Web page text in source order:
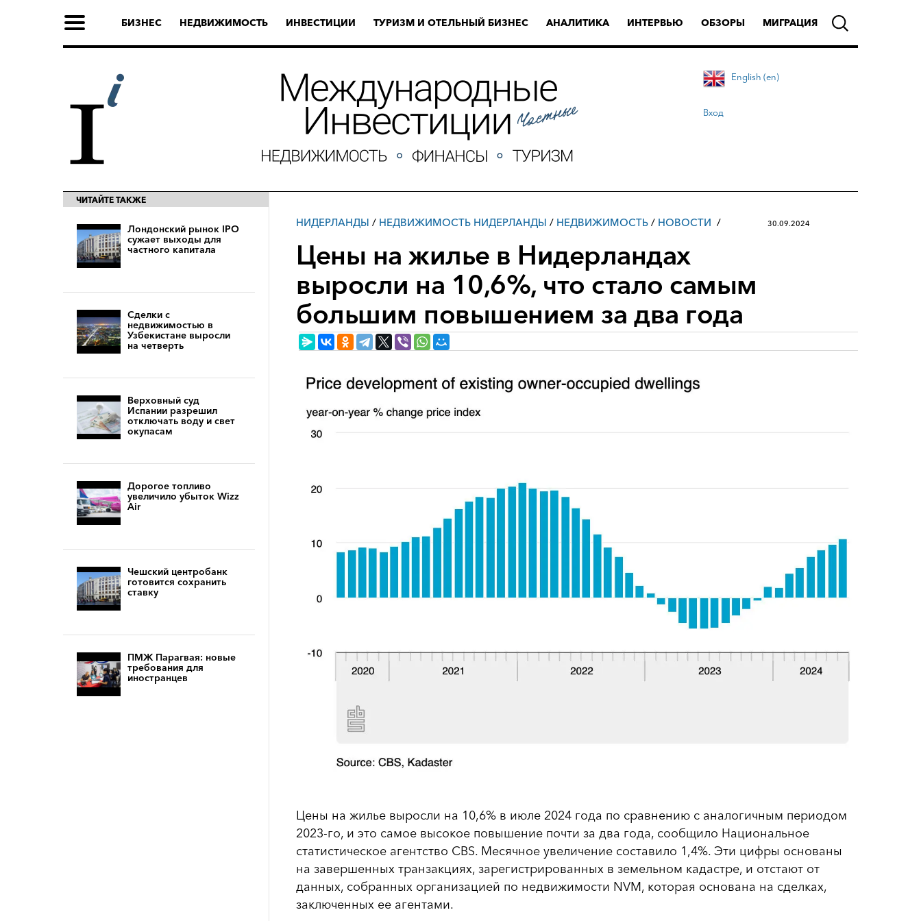
БИЗНЕС НЕДВИЖИМОСТЬ ИНВЕСТИЦИИ ТУРИЗМ И ОТЕЛЬНЫЙ БИЗНЕС АНАЛИТИКА ИНТЕРВЬЮ ОБЗОРЫ МИГРАЦИЯ
English (en)
Вход
ЧИТАЙТЕ ТАКЖЕ
Лондонский рынок IPO
сужает выходы для
частного капитала
Сделки с
недвижимостью в
Узбекистане выросли
на четверть
Верховный суд
Испании разрешил
отключать воду и свет
окупасам
Дорогое топливо
увеличило убыток Wizz
Air
Чешский центробанк
готовится сохранить
ставку
ПМЖ Парагвая: новые
требования для
иностранцев
НИДЕРЛАНДЫ / НЕДВИЖИМОСТЬ НИДЕРЛАНДЫ / НЕДВИЖИМОСТЬ / НОВОСТИ 30.09.2024
Цены на жилье в Нидерландах
выросли на 10,6%, что стало самым
большим повышением за два года
Цены на жилье выросли на 10,6% в июле 2024 года по сравнению с аналогичным периодом
2023-го, и это самое высокое повышение почти за два года, сообщило Национальное
статистическое агентство CBS. Месячное увеличение составило 1,4%. Эти цифры основаны
на завершенных транзакциях, зарегистрированных в земельном кадастре, и отстают от
данных, собранных организацией по недвижимости NVM, которая основана на сделках,
заключенных ее агентами.